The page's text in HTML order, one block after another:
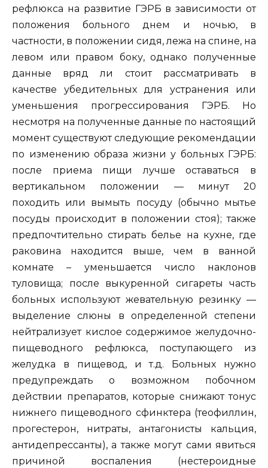
рефлюкса на развитие ГЭРБ в зависимости от
положения больного днем и ночью, в
частности, в положении сидя, лежа на спине, на
левом или правом боку, однако полученные
данные вряд ли стоит рассматривать в
качестве убедительных для устранения или
уменьшения прогрессирования ГЭРБ. Но
несмотря на полученные данные по настоящий
момент существуют следующие рекомендации
по изменению образа жизни у больных ГЭРБ:
после приема пищи лучше оставаться в
вертикальном положении — минут 20
походить или вымыть посуду (обычно мытье
посуды происходит в положении стоя); также
предпочтительно стирать белье на кухне, где
раковина находится выше, чем в ванной
комнате – уменьшается число наклонов
туловища; после выкуренной сигареты часть
больных используют жевательную резинку —
выделение слюны в определенной степени
нейтрализует кислое содержимое желудочно-
пищеводного рефлюкса, поступающего из
желудка в пищевод, и т.д. Больных нужно
предупреждать о возможном побочном
действии препаратов, которые снижают тонус
нижнего пищеводного сфинктера (теофиллин,
прогестерон, нитраты, антагонисты кальция,
антидепрессанты), а также могут сами явиться
причиной воспаления (нестероидные